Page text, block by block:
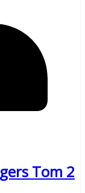
Tom 2